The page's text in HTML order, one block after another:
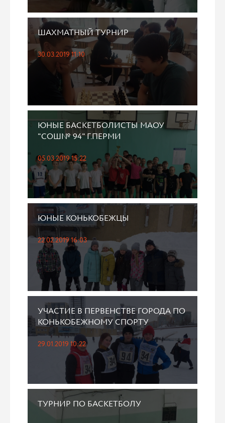
ШАХМАТНЫЙ ТУРНИР
30.03.2019 11:10
ЮНЫЕ БАСКЕТБОЛИСТЫ МАОУ
"СОШ№ 94" Г.ПЕРМИ
05.03.2019 15:22
ЮНЫЕ КОНЬКОБЕЖЦЫ
22.02.2019 16:03
УЧАСТИЕ В ПЕРВЕНСТВЕ ГОРОДА ПО
КОНЬКОБЕЖНОМУ СПОРТУ
29.01.2019 10:22
ТУРНИР ПО БАСКЕТБОЛУ